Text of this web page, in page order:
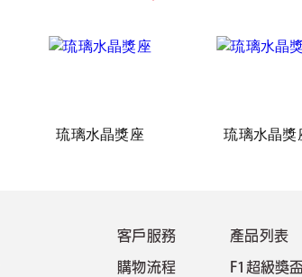
琉璃水晶獎座 琉璃水晶獎
客戶服務
購物流程
產品列表
F1超級獎